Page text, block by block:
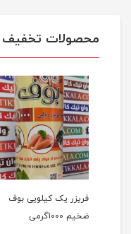
محصولات تخفیف
فریزر یک کیلویی بوف
ضخیم 1000گرمی